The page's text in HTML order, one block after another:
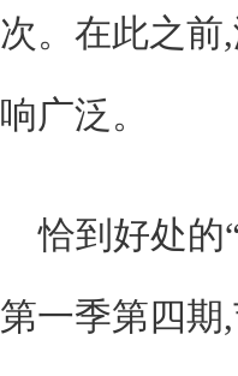
次。在此之前
响广泛。
恰到好处的
第一季第四期